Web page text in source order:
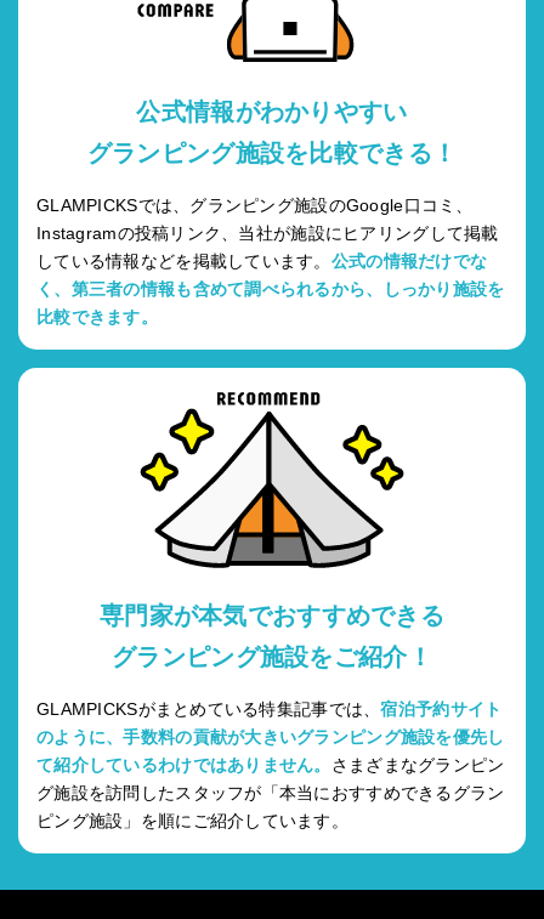
公式情報がわかりやすい
グランピング施設を比較できる！
GLAMPICKSでは、グランピング施設のGoogle口コミ、
Instagramの投稿リンク、当社が施設にヒアリングして掲載
している情報などを掲載しています。 公式の情報だけでな
く、第三者の情報も含めて調べられるから、しっかり施設を
比較できます。
専門家が本気でおすすめできる
グランピング施設をご紹介！
GLAMPICKSがまとめている特集記事では、宿泊予約サイト
のように、手数料の貢献が大きいグランピング施設を優先し
て紹介しているわけではありません。 さまざまなグランピン
グ施設を訪問したスタッフが「本当におすすめできるグラン
ピング施設」を順にご紹介しています。